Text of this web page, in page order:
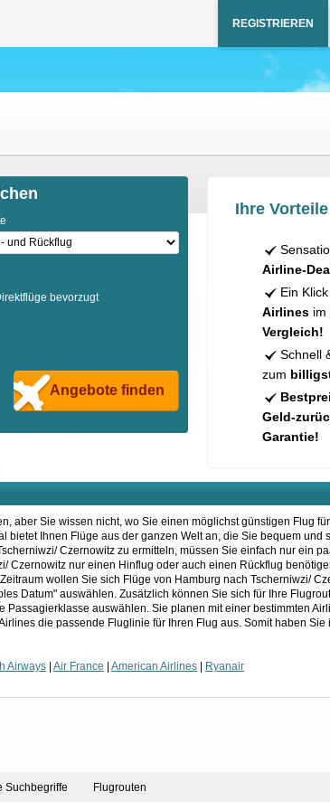
REGISTRIEREN
bevorzugt
Angebote finden
Ihre Vorteile
Airline-
Ein
Airlinesim
Vergleich!
Schnell
zum
Geld-
Garantie!
aber Sie wissen nicht, wo Sie einen möglichst günstigen Flug
Ihnen Flüge aus der ganzen Welt an, die Sie bequem und
Czernowitz zu ermitteln, müssen Sie einfach nur ein
Czernowitz nur einen Hinflug oder auch einen Rückflug
wollen Sie sich Flüge von Hamburg nach Tscherniwzi/
Datum" auswählen. Zusätzlich können Sie sich für Ihre
auswählen. Sie planen mit einer bestimmten
die passende Fluglinie für Ihren Flug aus. Somit haben Sie
Airways| Air France American Airlines|
Ryanair
Suchbegriffe Flugrouten